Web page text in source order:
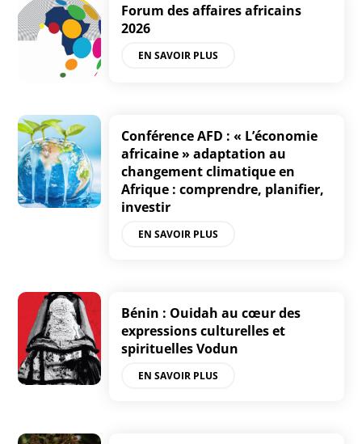
Forum des affaires africains
2026
EN SAVOIR PLUS
Conférence AFD : « L’économie
africaine » adaptation au
changement climatique en
Afrique : comprendre, planifier,
investir
EN SAVOIR PLUS
Bénin : Ouidah au cœur des
expressions culturelles et
spirituelles Vodun
EN SAVOIR PLUS